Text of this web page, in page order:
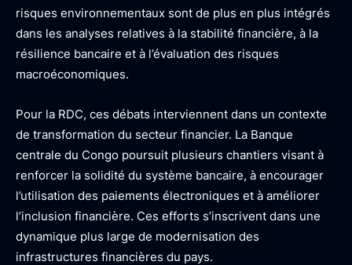
risques environnementaux sont de plus en plus intégrés
dans les analyses relatives à la stabilité financière, à la
résilience bancaire et à l’évaluation des risques
macroéconomiques.
Pour la RDC, ces débats interviennent dans un contexte
de transformation du secteur financier. La Banque
centrale du Congo poursuit plusieurs chantiers visant à
renforcer la solidité du système bancaire, à encourager
l’utilisation des paiements électroniques et à améliorer
l’inclusion financière. Ces efforts s’inscrivent dans une
dynamique plus large de modernisation des
infrastructures financières du pays.